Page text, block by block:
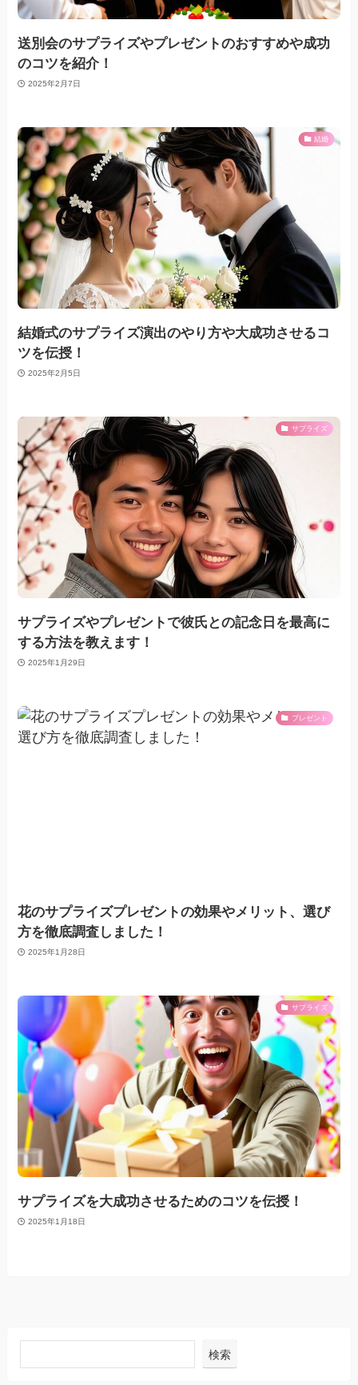
送別会のサプライズやプレゼントのおすすめや成功
のコツを紹介！
2025年2月7日
結婚
結婚式のサプライズ演出のやり方や大成功させるコ
ツを伝授！
2025年2月5日
サプライズ
サプライズやプレゼントで彼氏との記念日を最高に
する方法を教えます！
2025年1月29日
プレゼント
花のサプライズプレゼントの効果やメリット、選び
方を徹底調査しました！
2025年1月28日
サプライズ
サプライズを大成功させるためのコツを伝授！
2025年1月18日
検索